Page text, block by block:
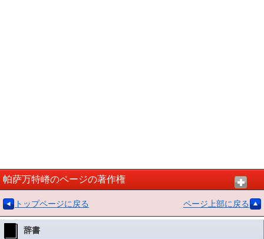
帕萨万特嵴のページの著作権
トップページに戻る ページ上部に戻る
辞書